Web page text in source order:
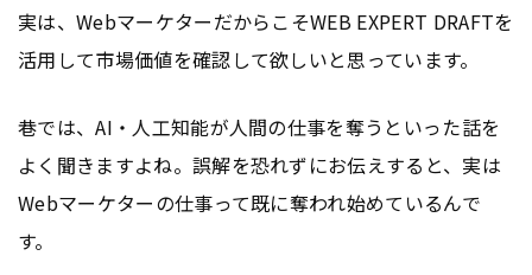
実は、WebマーケターだからこそWEB EXPERT DRAFTを
活用して市場価値を確認して欲しいと思っています。
巷では、AI・人工知能が人間の仕事を奪うといった話を
よく聞きますよね。誤解を恐れずにお伝えすると、実は
Webマーケターの仕事って既に奪われ始めているんで
す。